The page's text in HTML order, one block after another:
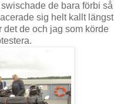
de bara förbi så
sig helt kallt längst
det de och jag som körde